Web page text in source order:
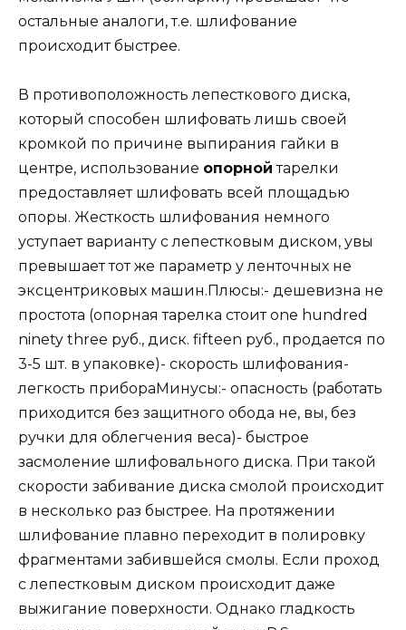
остальные аналоги, т.е. шлифование
происходит быстрее.
В противоположность лепесткового диска,
который способен шлифовать лишь своей
кромкой по причине выпирания гайки в
центре, использование опорной тарелки
предоставляет шлифовать всей площадью
опоры. Жесткость шлифования немного
уступает варианту с лепестковым диском, увы
превышает тот же параметр у ленточных не
эксцентриковых машин.Плюсы:- дешевизна не
простота (опорная тарелка стоит one hundred
ninety three руб., диск. fifteen руб., продается по
3-5 шт. в упаковке)- скорость шлифования-
легкость прибораМинусы:- опасность (работать
приходится без защитного обода не, вы, без
ручки для облегчения веса)- быстрое
засмоление шлифовального диска. При такой
скорости забивание диска смолой происходит
в несколько раз быстрее. На протяжении
шлифование плавно переходит в полировку
фрагментами забившейся смолы. Если проход
с лепестковым диском происходит даже
выжигание поверхности. Однако гладкость